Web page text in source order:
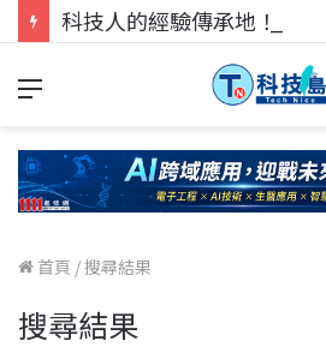
首頁 /搜尋結果
搜尋結果